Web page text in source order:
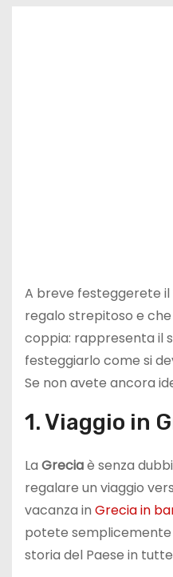
A breve festeggerete
regalo strepitoso e
coppia: rappresenta il
festeggiarlo come si
Se non avete ancora
1. Viaggio in
La Greciaè senza
regalare un viaggio
vacanza in Grecia in
potete
storia del Paese in